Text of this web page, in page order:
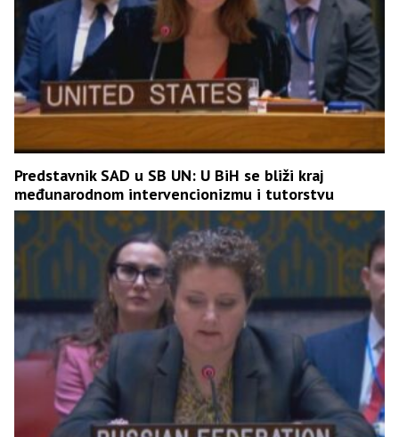
Predstavnik SAD u SB UN: U BiH se bliži kraj
međunarodnom intervencionizmu i tutorstvu